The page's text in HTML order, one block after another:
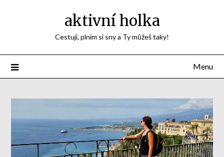
aktivní holka
Cestuji, plním si sny a Ty můžeš taky!
Menu